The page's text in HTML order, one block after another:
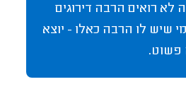
לא רואים הרבה דירוגים
שיש לו הרבה כאלו - יוצא
פשוט.